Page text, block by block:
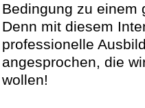
Bedingung zu einem
Denn mit diesem
professionelle
angesprochen, die
wollen!